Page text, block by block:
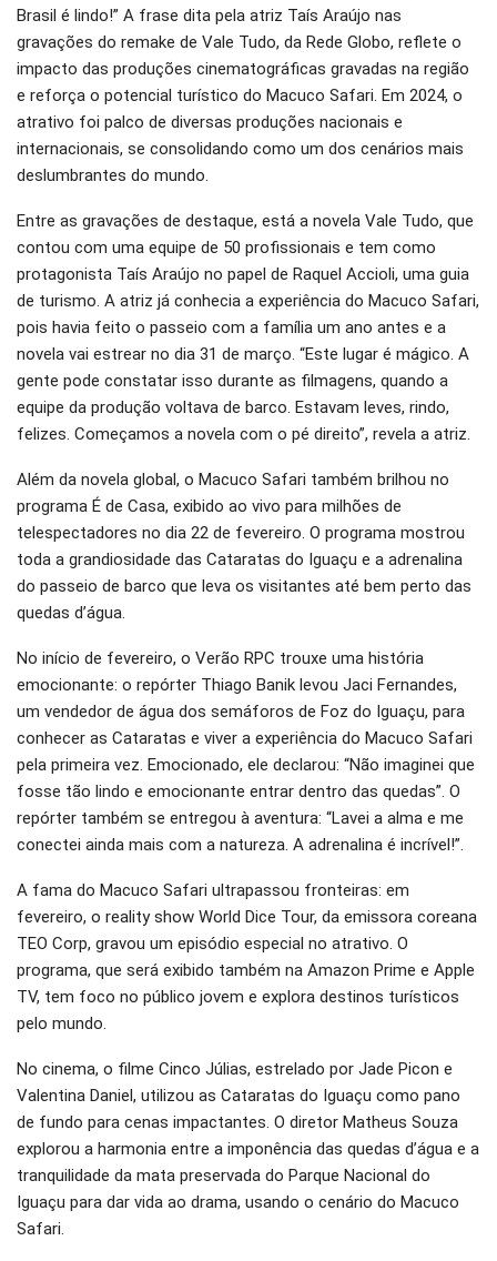
O email
Brasil é lindo!” A frase dita pela atriz Taís Araújo nas
gravações do remake de Vale Tudo, da Rede Globo, reflete o
impacto das produções cinematográficas gravadas na região
e reforça o potencial turístico do Macuco Safari. Em 2024, o
atrativo foi palco de diversas produções nacionais e
internacionais, se consolidando como um dos cenários mais
deslumbrantes do mundo.
Entre as gravações de destaque, está a novela Vale Tudo, que
contou com uma equipe de 50 profissionais e tem como
protagonista Taís Araújo no papel de Raquel Accioli, uma guia
de turismo. A atriz já conhecia a experiência do Macuco Safari,
pois havia feito o passeio com a família um ano antes e a
novela vai estrear no dia 31 de março. “Este lugar é mágico. A
gente pode constatar isso durante as filmagens, quando a
equipe da produção voltava de barco. Estavam leves, rindo,
felizes. Começamos a novela com o pé direito”, revela a atriz.
Além da novela global, o Macuco Safari também brilhou no
programa É de Casa, exibido ao vivo para milhões de
telespectadores no dia 22 de fevereiro. O programa mostrou
toda a grandiosidade das Cataratas do Iguaçu e a adrenalina
do passeio de barco que leva os visitantes até bem perto das
quedas d’água.
No início de fevereiro, o Verão RPC trouxe uma história
emocionante: o repórter Thiago Banik levou Jaci Fernandes,
um vendedor de água dos semáforos de Foz do Iguaçu, para
conhecer as Cataratas e viver a experiência do Macuco Safari
pela primeira vez. Emocionado, ele declarou: “Não imaginei que
fosse tão lindo e emocionante entrar dentro das quedas”. O
repórter também se entregou à aventura: “Lavei a alma e me
conectei ainda mais com a natureza. A adrenalina é incrível!”.
A fama do Macuco Safari ultrapassou fronteiras: em
fevereiro, o reality show World Dice Tour, da emissora coreana
TEO Corp, gravou um episódio especial no atrativo. O
programa, que será exibido também na Amazon Prime e Apple
TV, tem foco no público jovem e explora destinos turísticos
pelo mundo.
No cinema, o filme Cinco Júlias, estrelado por Jade Picon e
Valentina Daniel, utilizou as Cataratas do Iguaçu como pano
de fundo para cenas impactantes. O diretor Matheus Souza
explorou a harmonia entre a imponência das quedas d’água e a
tranquilidade da mata preservada do Parque Nacional do
Iguaçu para dar vida ao drama, usando o cenário do Macuco
Safari.